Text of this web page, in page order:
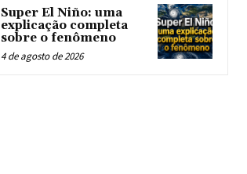
Super El Niño: uma
explicação completa
sobre o fenômeno
4 de agosto de 2026